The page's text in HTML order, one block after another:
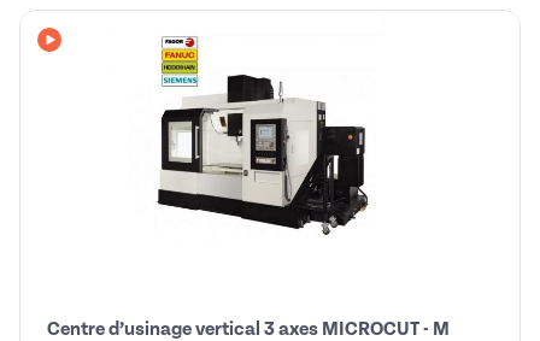
Avec vidéo
Centre d’usinage vertical 3 axes MICROCUT - M